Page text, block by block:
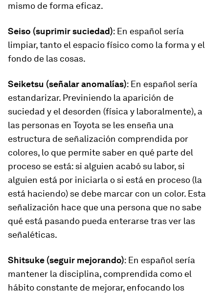
mismo de forma eficaz.
Seiso (suprimir suciedad): En español sería
limpiar, tanto el espacio físico como la forma y el
fondo de las cosas.
Seiketsu (señalar anomalías): En español sería
estandarizar. Previniendo la aparición de
suciedad y el desorden (física y laboralmente), a
las personas en Toyota se les enseña una
estructura de señalización comprendida por
colores, lo que permite saber en qué parte del
proceso se está: si alguien acabó su labor, si
alguien está por iniciarla o si está en proceso (la
está haciendo) se debe marcar con un color. Esta
señalización hace que una persona que no sabe
qué está pasando pueda enterarse tras ver las
señaléticas.
Shitsuke (seguir mejorando): En español sería
mantener la disciplina, comprendida como el
hábito constante de mejorar, enfocando los